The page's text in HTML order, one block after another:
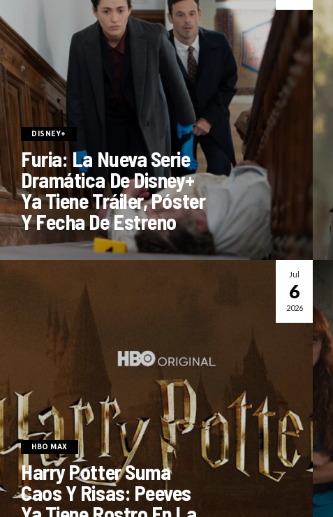
DISNEY+
Furia: La Nueva Serie
Dramática De Disney+
Ya Tiene Tráiler, Póster
Y Fecha De Estreno
Jul
6
2026
HBO MAX
Harry Potter Suma
Caos Y Risas: Peeves